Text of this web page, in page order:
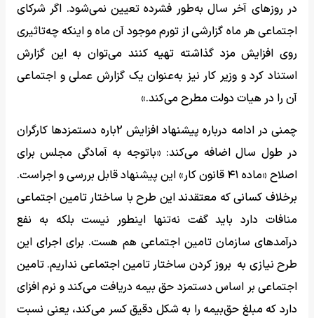
در روزهای آخر سال به‌طور فشرده تعیین نمی‌شود. اگر شرکای
اجتماعی هر ماه گزارشی از تورم موجود آن ماه و اینکه چه‌تاثیری
روی افزایش مزد گذاشته تهیه کنند می‌توان به این گزارش
استناد کرد و وزیر کار نیز به‌عنوان یک گزارش عملی و اجتماعی
آن را در هیات دولت مطرح می‌کند.»
چمنی در ادامه درباره پیشنهاد افزایش 2باره دستمزدها کارگران
در طول سال اضافه می‌کند: «باتوجه به آمادگی مجلس برای
اصلاح «ماده ۴۱ قانون کار» این پیشنهاد قابل بررسی و اجراست.
برخلاف کسانی که معتقدند این طرح با ساختار تامین اجتماعی
منافات دارد باید گفت نه‌تنها اینطور نیست بلکه به نفع
درآمدهای سازمان تامین اجتماعی هم هست. برای اجرای این
طرح نیازی به بروز کردن ساختار تامین اجتماعی نداریم. تامین
اجتماعی بر اساس دستمزد حق بیمه دریافت می‌کند و نرم افزای
دارد که مبلغ حق‌بیمه را به شکل دقیق کسر می‌کند، یعنی نسبت